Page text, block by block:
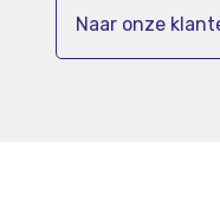
Naar onze